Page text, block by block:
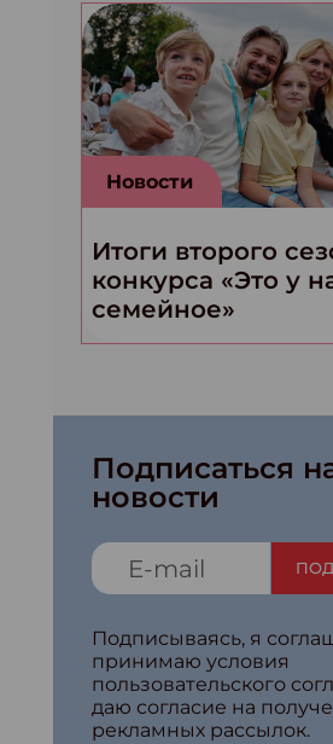
Новости
Итоги второго
конкурса «Это у
семейное»
Подписаться
новости
Подписываясь, я
принимаю условия
пользовательского
даю согласие на
рекламных рассылок.